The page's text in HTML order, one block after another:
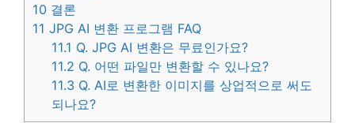
10 결론
11 JPG AI 변환 프로그램 FAQ
11.1 Q. JPG AI 변환은 무료인가요?
11.2 Q. 어떤 파일만 변환할 수 있나요?
11.3 Q. AI로 변환한 이미지를 상업적으로 써도
되나요?